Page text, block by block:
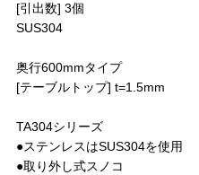
[引出数] 3個
SUS304
奥行600mmタイプ
[テーブルトップ] t=1.5mm
TA304シリーズ
●ステンレスはSUS304を使用
●取り外し式スノコ